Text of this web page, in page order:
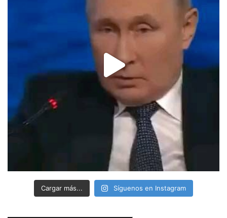
Cargar más... Síguenos en Instagram